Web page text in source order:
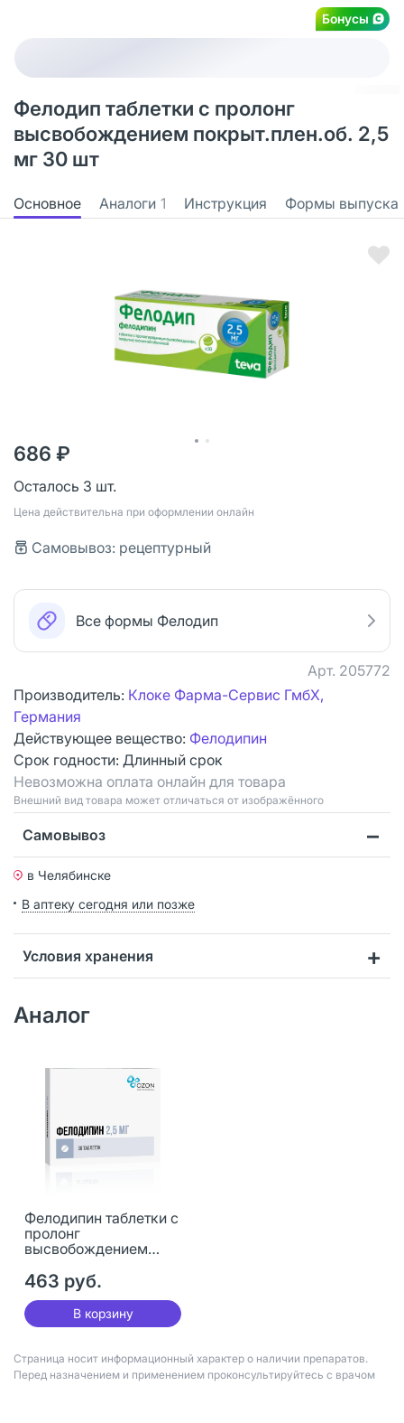
Бонусы
Фелодип таблетки с пролонг
высвобождением покрыт.плен.об. 2,5
мг 30 шт
Основное Аналоги 1 Инструкция Формы выпуска
686 ₽
Осталось 3 шт.
Цена действительна при оформлении онлайн
Самовывоз: рецептурный
Все формы Фелодип
Арт. 205772
Производитель: Клоке Фарма-Сервис ГмбХ,
Германия
Действующее вещество: Фелодипин
Срок годности: Длинный срок
Невозможна оплата онлайн для товара
Bнешний вид товара может отличаться от изображённого
Самовывоз
в Челябинске
В аптеку сегодня или позже
Условия хранения
Аналог
Фелодипин таблетки с
пролонг
высвобождением
30 шт
463 руб.
В корзину
Страница носит информационный характер о наличии препаратов.
Перед назначением и применением проконсультируйтесь с врачом